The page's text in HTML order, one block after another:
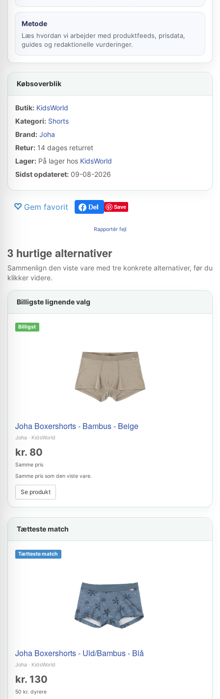
Metode
Læs hvordan vi arbejder med produktfeeds, prisdata,
guides og redaktionelle vurderinger.
Købsoverblik
Butik: KidsWorld
Kategori: Shorts
Brand: Joha
Retur: 14 dages returret
Lager: På lager hos KidsWorld
Sidst opdateret: 09-08-2026
Gem favorit Save
Rapportér fejl
3 hurtige alternativer
Sammenlign den viste vare med tre konkrete alternativer, før du
klikker videre.
Billigste lignende valg
Billigst
Joha Boxershorts - Bambus - Beige
Joha · KidsWorld
kr. 80
Samme pris
Samme pris som den viste vare.
Se produkt
Tætteste match
Tætteste match
Joha Boxershorts - Uld/Bambus - Blå
Joha · KidsWorld
kr. 130
50 kr. dyrere